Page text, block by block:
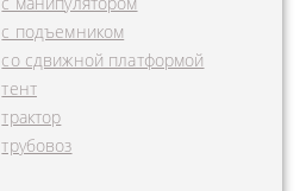
с подъемником
со сдвижной платформой
тент
трактор
трубовоз